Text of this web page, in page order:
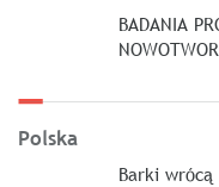
BADANIA
Polska
Barki